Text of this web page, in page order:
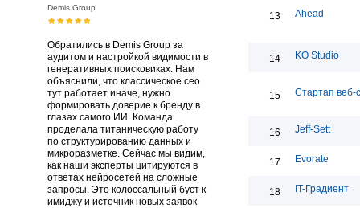
Demis Group
Обратились в Demis Group за
аудитом и настройкой видимости в
генеративных поисковиках. Нам
объяснили, что классическое сео
тут работает иначе, нужно
формировать доверие к бренду в
глазах самого ИИ. Команда
проделала титаническую работу
по структурированию данных и
микроразметке. Сейчас мы видим,
как наши эксперты цитируются в
ответах нейросетей на сложные
запросы. Это колоссальный буст к
имиджу и источник новых заявок
13 Ahead
14 KO Studio
15 Стартап веб-
16 Jeff-Sett
17 Evorate
18 IT-Градиент